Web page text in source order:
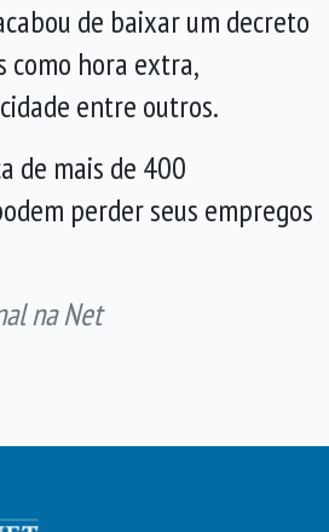
de baixar um decreto
como hora extra,
entre outros.
de mais de 400
perder seus empregos
na Net